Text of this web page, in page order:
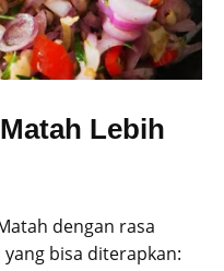
Lebih
dengan rasa
bisa diterapkan: